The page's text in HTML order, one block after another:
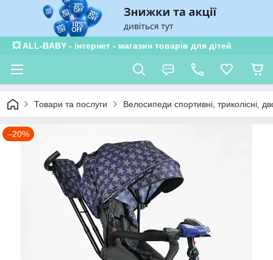
💥 ALL-BABY - інтернет - магазин товарів для дітей
Товари та послуги Велосипеди спортивні, триколісні,
–20%